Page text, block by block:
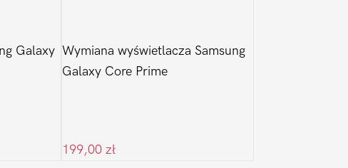
Galaxy Wymiana wyświetlacza Samsung
Galaxy Core Prime
199,00 zł